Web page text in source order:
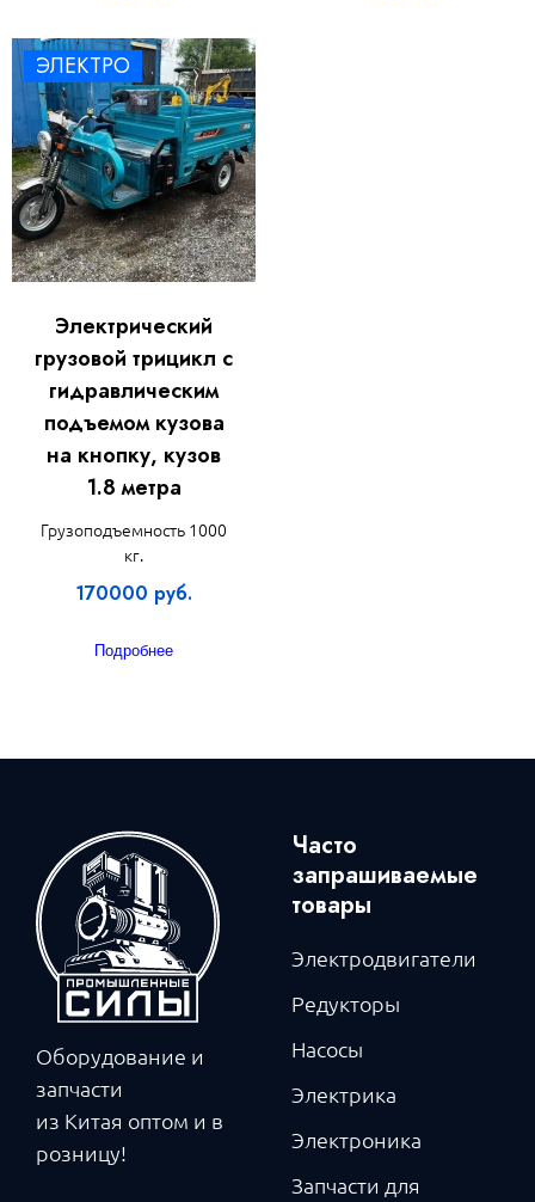
ЭЛЕКТРО
Элeктpичecкий
грузовой трицикл с
гидравлическим
подъемом кузова
на кнопку, кузов
1.8 метра
Грузоподъемность 1000
кг.
170000 руб.
Подробнее
Оборудование и
запчасти
из Китая оптом и в
розницу!
Часто
запрашиваемые
товары
Электродвигатели
Редукторы
Насосы
Электрика
Электроника
Запчасти для